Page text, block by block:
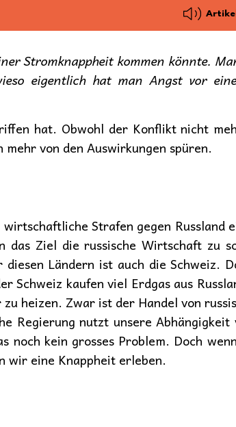
Stromknappheit kommen könnte.
eigentlich hat man Angst vor
hat. Obwohl der Konflikt nicht
von den Auswirkungen spüren.
Strafen gegen Russland
das Ziel die russische Wirtschaft zu
Ländern ist auch die Schweiz.
Schweiz kaufen viel Erdgas aus
heizen. Zwar ist der Handel von
Regierung nutzt unsere Abhängigkeit
noch kein grosses Problem. Doch
wir eine Knappheit erleben.